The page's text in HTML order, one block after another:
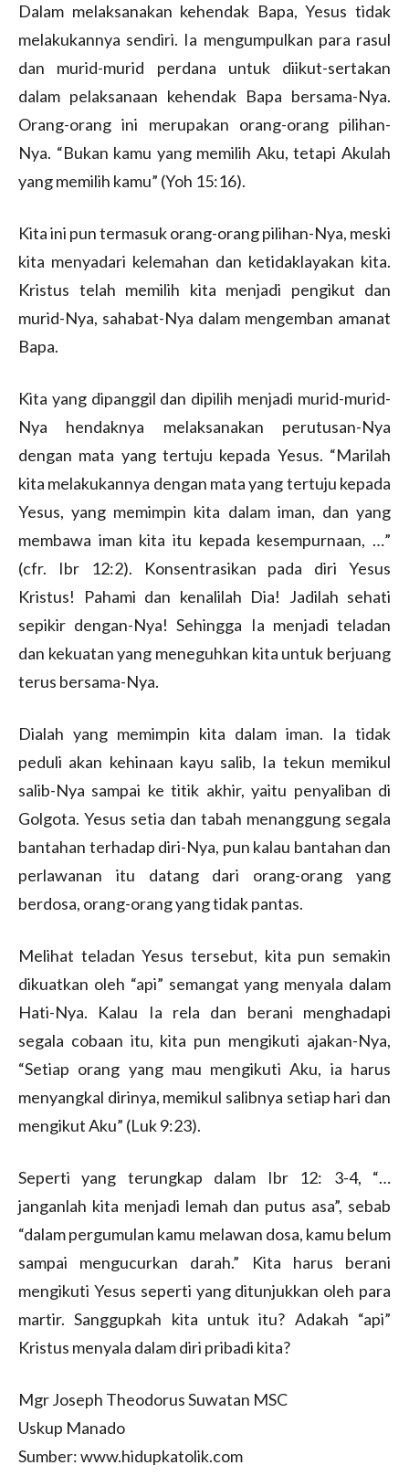
Dalam melaksanakan kehendak Bapa, Yesus tidak
melakukannya sendiri. Ia mengumpulkan para rasul
dan murid-murid perdana untuk diikut-sertakan
dalam pelaksanaan kehendak Bapa bersama-Nya.
Orang-orang ini merupakan orang-orang pilihan-
Nya. “Bukan kamu yang memilih Aku, tetapi Akulah
yang memilih kamu” (Yoh 15:16).
Kita ini pun termasuk orang-orang pilihan-Nya, meski
kita menyadari kelemahan dan ketidaklayakan kita.
Kristus telah memilih kita menjadi pengikut dan
murid-Nya, sahabat-Nya dalam mengemban amanat
Bapa.
Kita yang dipanggil dan dipilih menjadi murid-murid-
Nya hendaknya melaksanakan perutusan-Nya
dengan mata yang tertuju kepada Yesus. “Marilah
kita melakukannya dengan mata yang tertuju kepada
Yesus, yang memimpin kita dalam iman, dan yang
membawa iman kita itu kepada kesempurnaan, …”
(cfr. Ibr 12:2). Konsentrasikan pada diri Yesus
Kristus! Pahami dan kenalilah Dia! Jadilah sehati
sepikir dengan-Nya! Sehingga Ia menjadi teladan
dan kekuatan yang meneguhkan kita untuk berjuang
terus bersama-Nya.
Dialah yang memimpin kita dalam iman. Ia tidak
peduli akan kehinaan kayu salib, Ia tekun memikul
salib-Nya sampai ke titik akhir, yaitu penyaliban di
Golgota. Yesus setia dan tabah menanggung segala
bantahan terhadap diri-Nya, pun kalau bantahan dan
perlawanan itu datang dari orang-orang yang
berdosa, orang-orang yang tidak pantas.
Melihat teladan Yesus tersebut, kita pun semakin
dikuatkan oleh “api” semangat yang menyala dalam
Hati-Nya. Kalau Ia rela dan berani menghadapi
segala cobaan itu, kita pun mengikuti ajakan-Nya,
“Setiap orang yang mau mengikuti Aku, ia harus
menyangkal dirinya, memikul salibnya setiap hari dan
mengikut Aku” (Luk 9:23).
Seperti yang terungkap dalam Ibr 12: 3-4, “…
janganlah kita menjadi lemah dan putus asa”, sebab
“dalam pergumulan kamu melawan dosa, kamu belum
sampai mengucurkan darah.” Kita harus berani
mengikuti Yesus seperti yang ditunjukkan oleh para
martir. Sanggupkah kita untuk itu? Adakah “api”
Kristus menyala dalam diri pribadi kita?
Mgr Joseph Theodorus Suwatan MSC
Uskup Manado
Sumber: www.hidupkatolik.com